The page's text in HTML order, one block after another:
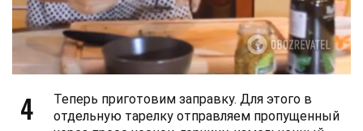
4
Теперь приготовим заправку. Для этого в
отдельную тарелку отправляем пропущенный